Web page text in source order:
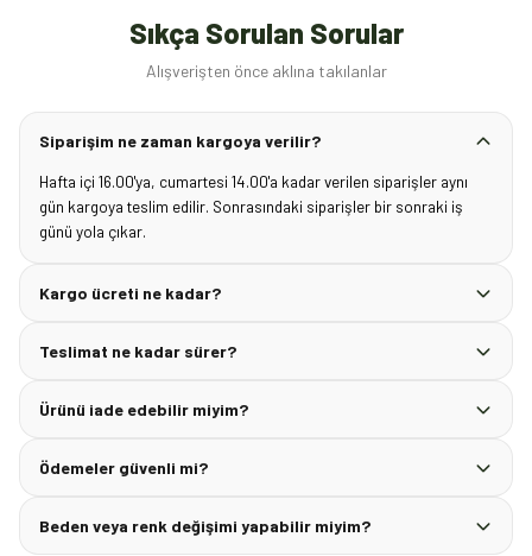
Sıkça Sorulan Sorular
Alışverişten önce aklına takılanlar
Siparişim ne zaman kargoya verilir?
Hafta içi 16.00'ya, cumartesi 14.00'a kadar verilen siparişler aynı
gün kargoya teslim edilir. Sonrasındaki siparişler bir sonraki iş
günü yola çıkar.
Kargo ücreti ne kadar?
Teslimat ne kadar sürer?
Ürünü iade edebilir miyim?
Ödemeler güvenli mi?
Beden veya renk değişimi yapabilir miyim?